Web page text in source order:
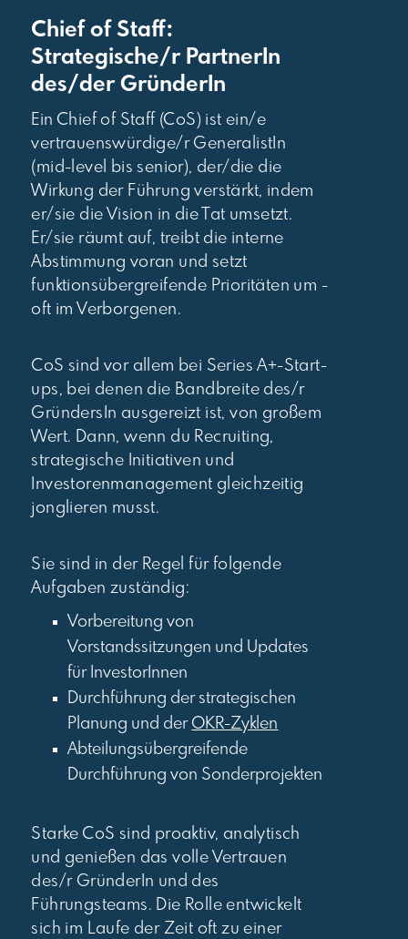
Chief of Staff:
Strategische/r PartnerIn
des/der GründerIn
Ein Chief of Staff (CoS) ist ein/e
vertrauenswürdige/r GeneralistIn
(mid-level bis senior), der/die die
Wirkung der Führung verstärkt, indem
er/sie die Vision in die Tat umsetzt.
Er/sie räumt auf, treibt die interne
Abstimmung voran und setzt
funktionsübergreifende Prioritäten um -
oft im Verborgenen.
CoS sind vor allem bei Series A+-Start-
ups, bei denen die Bandbreite des/r
GründersIn ausgereizt ist, von großem
Wert. Dann, wenn du Recruiting,
strategische Initiativen und
Investorenmanagement gleichzeitig
jonglieren musst.
Sie sind in der Regel für folgende
Aufgaben zuständig:
Vorbereitung von
Vorstandssitzungen und Updates
für InvestorInnen
Durchführung der strategischen
Planung und der OKR-Zyklen
Abteilungsübergreifende
Durchführung von Sonderprojekten
Starke CoS sind proaktiv, analytisch
und genießen das volle Vertrauen
des/r GründerIn und des
Führungsteams. Die Rolle entwickelt
sich im Laufe der Zeit oft zu einer